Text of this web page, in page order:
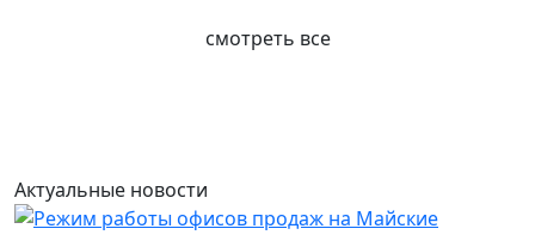
смотреть все
Актуальные новости